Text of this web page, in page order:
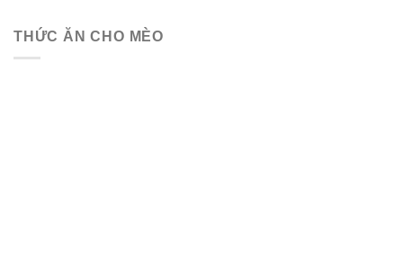
THỨC ĂN CHO MÈO